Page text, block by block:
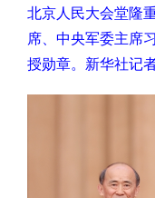
北京人民大会堂隆
席、中央军委主席
授勋章。新华社记